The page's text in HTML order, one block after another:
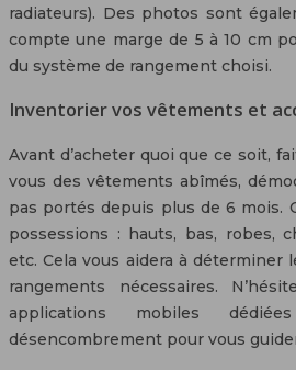
radiateurs). Des photos sont
compte une marge de 5 à 10 cm
du système de rangement choisi.
Inventorier vos vêtements et
Avant d’acheter quoi que ce soit,
vous des vêtements abîmés,
pas portés depuis plus de 6 mois.
possessions : hauts, bas, robes,
etc. Cela vous aidera à déterminer
rangements nécessaires.
applications mobiles
désencombrement pour vous